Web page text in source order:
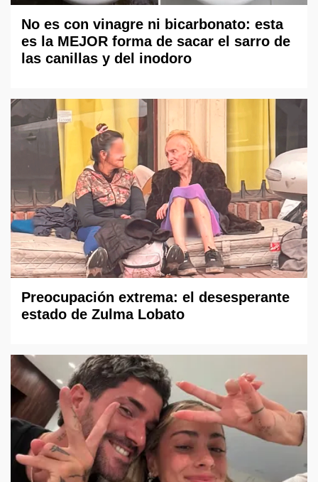
No es con vinagre ni bicarbonato: esta
es la MEJOR forma de sacar el sarro de
las canillas y del inodoro
Preocupación extrema: el desesperante
estado de Zulma Lobato